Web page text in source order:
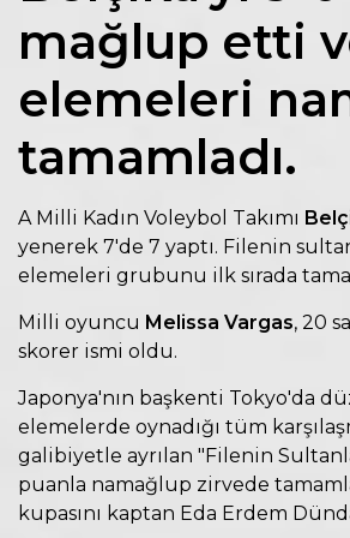
mağlup etti
elemeleri
tamamladı.
A Milli Kadın Voleybol Takımı
yenerek 7'de 7 yaptı. Filenin
elemeleri grubunu ilk sırada
Milli oyuncu Melissa Vargas, 20
skorer ismi oldu.
Japonya'nın başkenti Tokyo'da
elemelerde oynadığı tüm
galibiyetle ayrılan "Filenin
puanla namağlup zirvede
kupasını kaptan Eda Erdem